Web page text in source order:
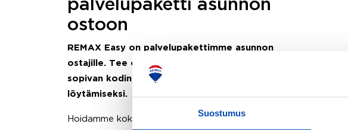
Suostumus
palvelupaketti asunnon
ostoon
REMAX Easy on palvelupakettimme asunnon
ostajille. Tee ostotoimeksianto ja etsimme juuri sinulle
sopivan kodin, eikä sinun tarvitse nähdä vaivaa sen
löytämiseksi.
Hoidamme koko ostoprosessin puolestasi.